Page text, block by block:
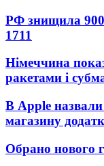
РФ знищила 900
1711
Німеччина
ракетами і
В Apple
магазину
Обрано